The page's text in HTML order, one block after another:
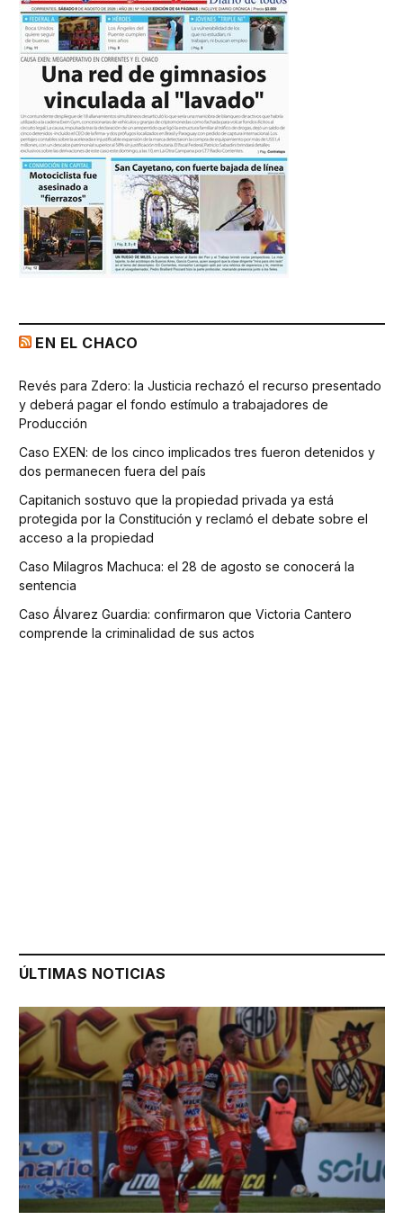
EN EL CHACO
Revés para Zdero: la Justicia rechazó el recurso presentado
y deberá pagar el fondo estímulo a trabajadores de
Producción
Caso EXEN: de los cinco implicados tres fueron detenidos y
dos permanecen fuera del país
Capitanich sostuvo que la propiedad privada ya está
protegida por la Constitución y reclamó el debate sobre el
acceso a la propiedad
Caso Milagros Machuca: el 28 de agosto se conocerá la
sentencia
Caso Álvarez Guardia: confirmaron que Victoria Cantero
comprende la criminalidad de sus actos
ÚLTIMAS NOTICIAS